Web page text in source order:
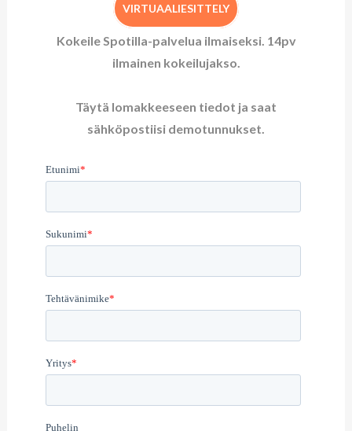
VIRTUAALIESITTELY
Kokeile Spotilla-palvelua ilmaiseksi. 14pv
ilmainen kokeilujakso.
Täytä lomakkeeseen tiedot ja saat
sähköpostiisi demotunnukset.